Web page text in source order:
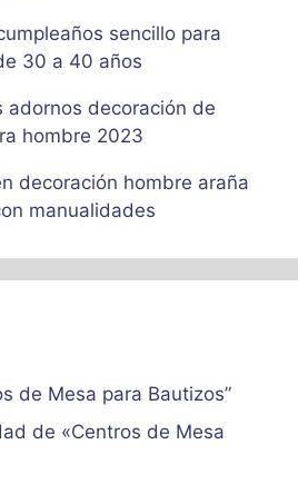
sencillo para
30 a 40 años
adornos decoración de
hombre 2023
decoración hombre araña
manualidades
de Mesa para Bautizos”
de «Centros de Mesa